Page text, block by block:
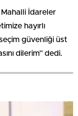
İdareler
hayırlı
güvenliği üst
dilerim” dedi.